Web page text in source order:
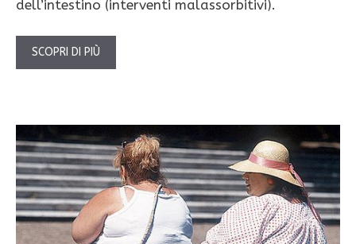
dell’intestino (interventi malassorbitivi).
SCOPRI DI PIÙ